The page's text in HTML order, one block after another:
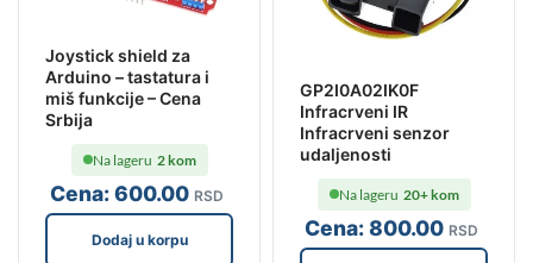
Joystick shield za
Arduino – tastatura i
miš funkcije – Cena
Srbija
Cena:600.00 RSD
Na lageru 2 kom
Dodaj u korpu
GP2I0A02IK0F
Infracrveni IR
Infracrveni senzor
udaljenosti
Cena:800.00 RSD
Na lageru 20+ kom